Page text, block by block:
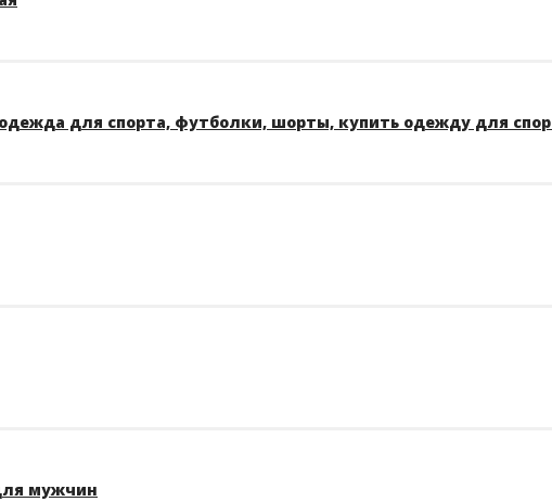
для спорта, футболки, шорты, купить одежду для
мужчин